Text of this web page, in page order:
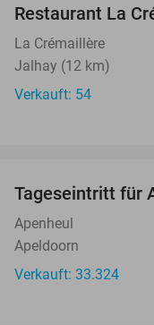
Restaurant La
La Crémaillère
Jalhay (12 km)
Verkauft: 54
Tageseintritt für
Apenheul
Apeldoorn
Verkauft: 33.324